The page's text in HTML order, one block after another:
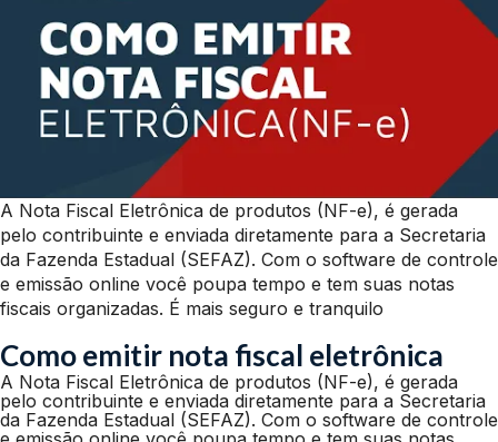
A Nota Fiscal Eletrônica de produtos (NF-e), é gerada
pelo contribuinte e enviada diretamente para a Secretaria
da Fazenda Estadual (SEFAZ). Com o software de controle
e emissão online você poupa tempo e tem suas notas
fiscais organizadas. É mais seguro e tranquilo
Como emitir nota fiscal eletrônica
A Nota Fiscal Eletrônica de produtos (NF-e), é gerada
pelo contribuinte e enviada diretamente para a Secretaria
da Fazenda Estadual (SEFAZ). Com o software de controle